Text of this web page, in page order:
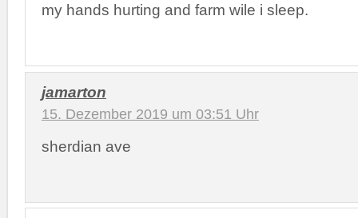
my hands hurting and farm wile i sleep.
jamarton
15. Dezember 2019 um 03:51 Uhr
sherdian ave